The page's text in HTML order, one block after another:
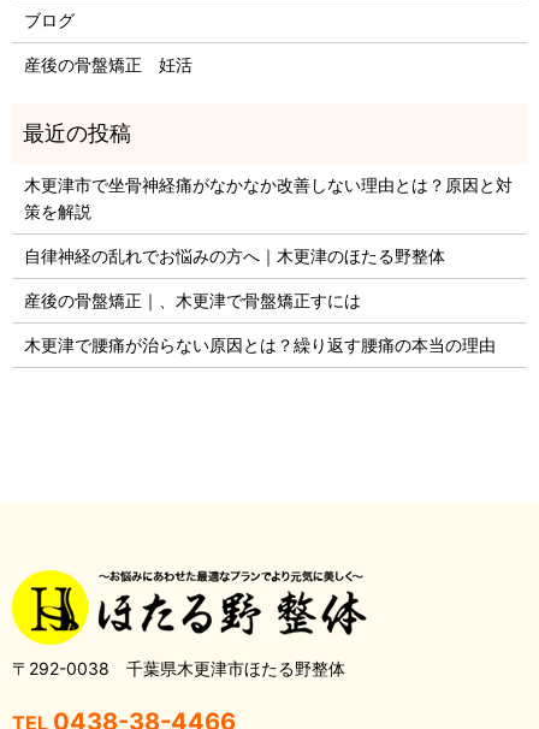
ブログ
産後の骨盤矯正 妊活
木更津市で坐骨神経痛がなかなか改善しない理由とは？原因と対
策を解説
自律神経の乱れでお悩みの方へ｜木更津のほたる野整体
産後の骨盤矯正｜、木更津で骨盤矯正すには
木更津で腰痛が治らない原因とは？繰り返す腰痛の本当の理由
〒292-0038 千葉県木更津市ほたる野整体
TEL 0438-38-4466